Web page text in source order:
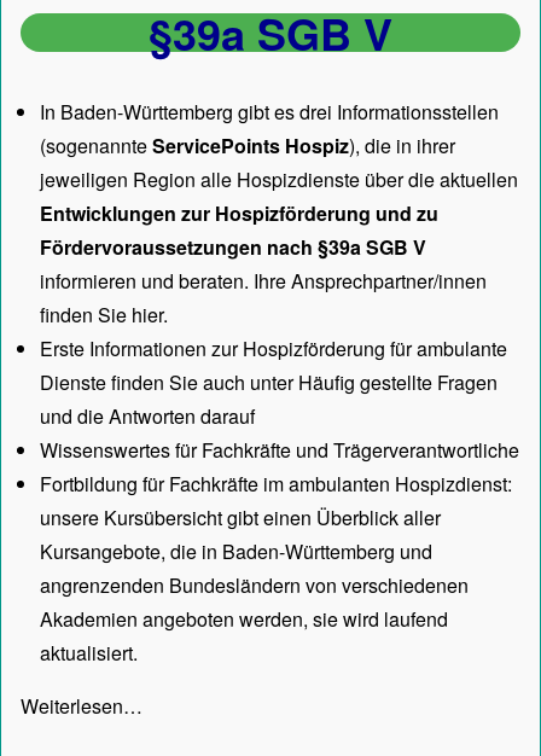
§39a SGB V
In Baden-Württemberg gibt es drei Informationsstellen
(sogenannteServicePoints Hospiz), die in ihrer
jeweiligen Region alle Hospizdienste über die aktuellen
Entwicklungen zur Hospizförderung und zu
Fördervoraussetzungen nach §39a SGB V
informieren und beraten. Ihre Ansprechpartner/innen
finden Sie hier.
Erste Informationen zur Hospizförderung für ambulante
Dienste finden Sie auch unterHäufig gestellte Fragen
und die Antworten darauf
Wissenswertes für Fachkräfte und Trägerverantwortliche
Fortbildung für Fachkräfte im ambulanten Hospizdienst:
unsere Kursübersichtgibt einen Überblick aller
Kursangebote, die in Baden-Württemberg und
angrenzenden Bundesländern von verschiedenen
Akademien angeboten werden, sie wird laufend
aktualisiert.
Weiterlesen…